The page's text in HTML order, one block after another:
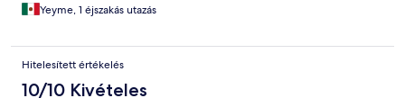
Yeyme, 1 éjszakás utazás
Hitelesített értékelés
10/10 Kivételes